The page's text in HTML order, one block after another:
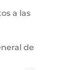
a las
de